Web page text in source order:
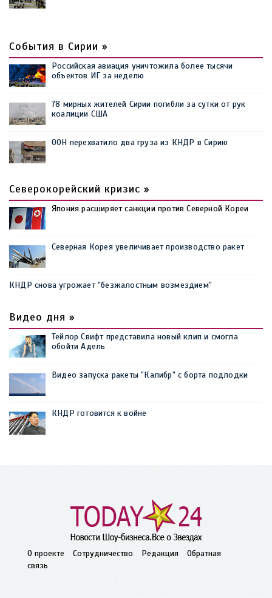
События в Сирии »
Российская авиация уничтожила более тысячи
объектов ИГ за неделю
78 мирных жителей Сирии погибли за сутки от рук
коалиции США
ООН перехватило два груза из КНДР в Сирию
Северокорейский кризис »
Япония расширяет санкции против Северной Кореи
Северная Корея увеличивает производство ракет
КНДР снова угрожает "безжалостным возмездием"
Видео дня »
Тейлор Свифт представила новый клип и смогла
обойти Адель
Видео запуска ракеты "Калибр" с борта подлодки
КНДР готовится к войне
О проекте Сотрудничество Редакция
Обратная
связь